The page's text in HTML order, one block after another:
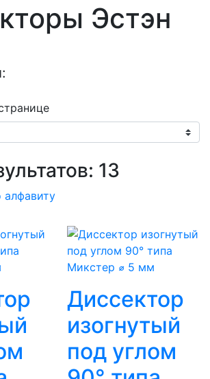
Эстэн
13
алфавиту
Диссектор
изогнутый
под углом